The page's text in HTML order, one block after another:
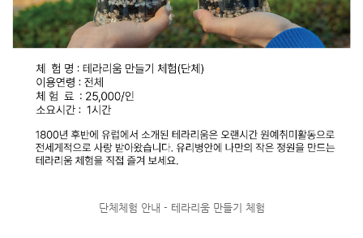
단체체험 안내 - 테라리움 만들기 체험